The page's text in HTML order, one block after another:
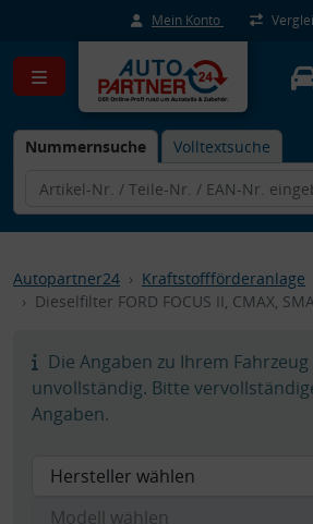
Mein Konto
Nummernsuche Volltextsuche
Autopartner24 Kraftstoffförderanlage
Dieselfilter FORD FOCUS II, CMAX,
Die Angaben zu Ihrem
unvollständig. Bitte
Angaben.